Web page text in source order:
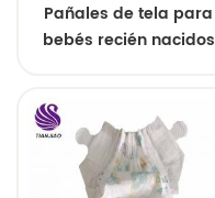
Pañales de tela para
bebés recién nacidos